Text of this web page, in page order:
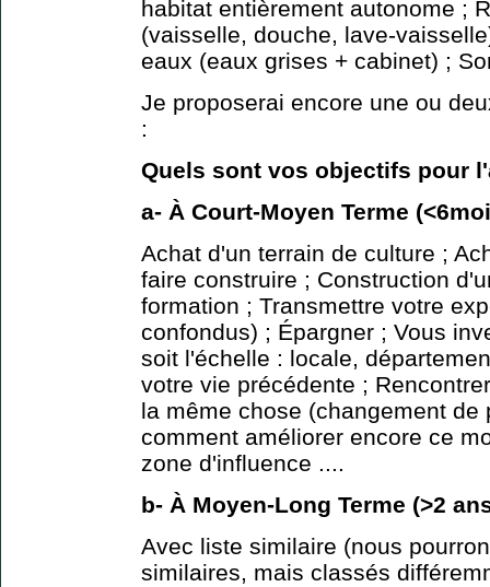
habitat entièrement autonome ;
(vaisselle, douche, lave-
eaux (eaux grises + cabinet) ;
Je proposerai encore une ou
:
Quels sont vos objectifs pour
a- À Court-Moyen Terme
Achat d'un terrain de culture ;
faire construire ; Construction
formation ; Transmettre votre
confondus) ; Épargner ; Vous
soit l'échelle : locale,
votre vie précédente ;
la même chose (changement de
comment améliorer encore ce
zone d'influence ....
b- À Moyen-Long Terme (>2
Avec liste similaire (nous
similaires, mais classés